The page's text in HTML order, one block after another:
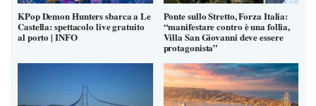
KPop Demon Hunters sbarca a Le
Castella: spettacolo live gratuito
al porto | INFO
Ponte sullo Stretto, Forza Italia:
“manifestare contro è una follia,
Villa San Giovanni deve essere
protagonista”